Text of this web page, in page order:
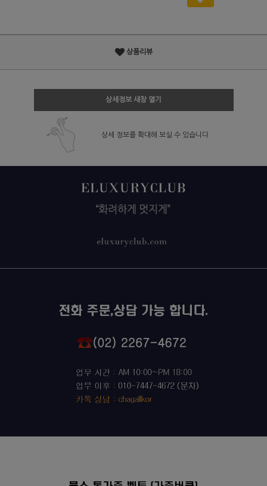
상품리뷰
상세정보 새창 열기
상세 정보를 확대해 보실 수 있습니다.